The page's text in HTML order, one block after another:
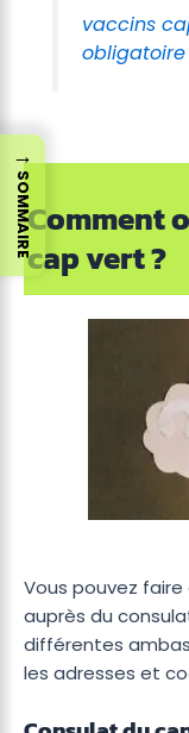
vaccins
obligatoire
Comment
cap vert ?
Vous pouvez
auprès du
différentes
les adresses et
→
SOMMAIRE